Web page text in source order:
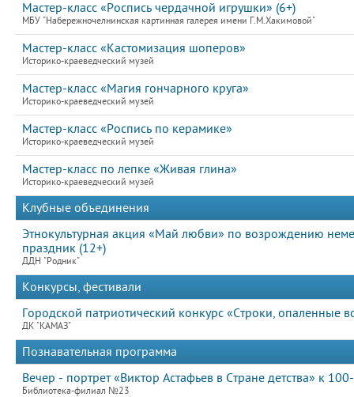
Мастер-класс «Роспись чердачной игрушки» (6+)
МБУ "Набережночелнинская картинная галерея имени Г.М.Хакимовой"
Мастер-класс «Кастомизация шоперов»
Историко-краеведческий музей
Мастер-класс «Магия гончарного круга»
Историко-краеведческий музей
Мастер-класс «Роспись по керамике»
Историко-краеведческий музей
Мастер-класс по лепке «Живая глина»
Историко-краеведческий музей
Клубные объединения
Этнокультурная акция «Май любви» по возрождению
праздник (12+)
ДДН "Родник"
Конкурсы, фестивали
Городской патриотический конкурс «Строки, опаленные
ДК "КАМАЗ"
Познавательная программа
Вечер - портрет «Виктор Астафьев в Стране детства» к
Библиотека-филиал №23